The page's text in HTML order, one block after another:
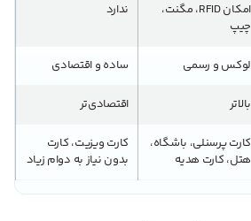
امکان RFID، مگنت،
چیپ
ندارد
لوکس و رسمی ساده و اقتصادی
بالاتر اقتصادی‌تر
کارت پرسنلی، باشگاه،
هتل، کارت هدیه
کارت ویزیت، کارت
بدون نیاز به دوام زیاد